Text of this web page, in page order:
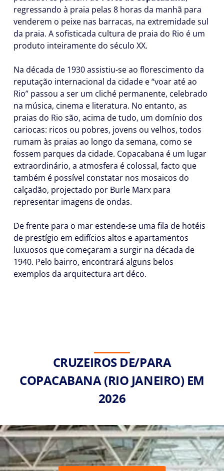
regressando à praia pelas 8 horas da manhã para
venderem o peixe nas barracas, na extremidade sul
da praia. A sofisticada cultura de praia do Rio é um
produto inteiramente do século XX.
Na década de 1930 assistiu-se ao florescimento da
reputação internacional da cidade e “voar até ao
Rio” passou a ser um cliché permanente, celebrado
na música, cinema e literatura. No entanto, as
praias do Rio são, acima de tudo, um domínio dos
cariocas: ricos ou pobres, jovens ou velhos, todos
rumam às praias ao longo da semana, como se
fossem parques da cidade. Copacabana é um lugar
extraordinário, a atmosfera é colossal, facto que
também é possível constatar nos mosaicos do
calçadão, projectado por Burle Marx para
representar imagens de ondas.
De frente para o mar estende-se uma fila de hotéis
de prestígio em edifícios altos e apartamentos
luxuosos que começaram a surgir na década de
1940. Pelo bairro, encontrará alguns belos
exemplos da arquitectura art déco.
CRUZEIROS DE/PARA
COPACABANA (RIO JANEIRO) EM
2026